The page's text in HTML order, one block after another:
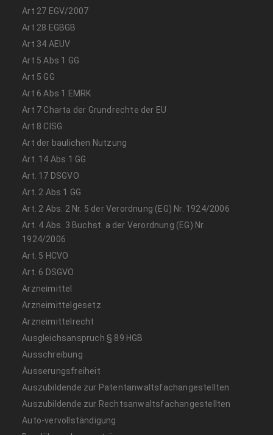
Art 27 EGV/2007
Art 28 EGBGB
Art 34 AEUV
Art 5 Abs 1 GG
Art 5 GG
Art 6 Abs 1 EMRK
Art 7 Charta der Grundrechte der EU
Art 8 CISG
Art der baulichen Nutzung
Art. 14 Abs 1 GG
Art. 17 DSGVO
Art. 2 Abs 1 GG
Art. 2 Abs. 2 Nr. 5 der Verordnung (EG) Nr. 1924/2006
Art. 4 Abs. 3 Buchst. a der Verordnung (EG) Nr.
1924/2006
Art. 5 HCVO
Art. 6 DSGVO
Arzneimittel
Arzneimittelgesetz
Arzneimittelrecht
Ausgleichsanspruch § 89 HGB
Ausschreibung
Äusserungsfreiheit
Auszubildende zur Patentanwaltsfachangestellten
Auszubildende zur Rechtsanwaltsfachangestellten
Auto-vervollständigung